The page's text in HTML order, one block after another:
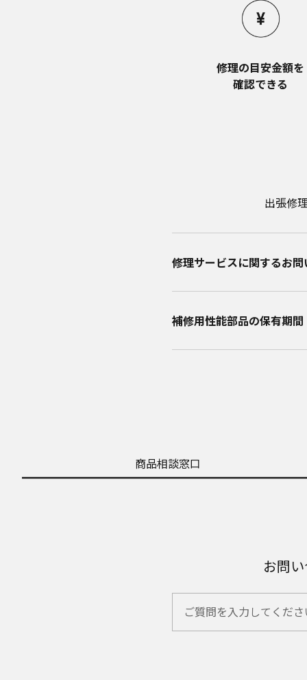
修理の目安金額を​
確認できる
出張修
修理サービスに関するお
補修用性能部品の保有期間​
商品相談窓口
お問